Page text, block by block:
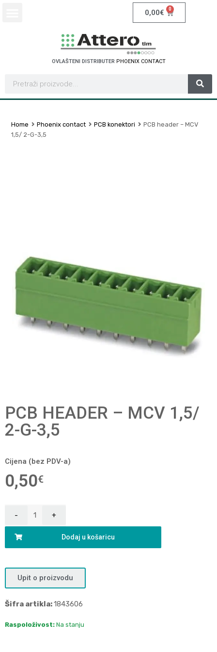
0,00€ 0
OVLAŠTENI DISTRIBUTER PHOENIX CONTACT
Home Phoenix contact PCB konektori
PCB header – MCV
1,5/ 2-G-3,5
PCB HEADER – MCV 1,5/
2-G-3,5
Cijena (bez PDV-a)
0,50€
Dodaj u košaricu
Upit o proizvodu
Šifra artikla:1843606
Raspoloživost: Na stanju